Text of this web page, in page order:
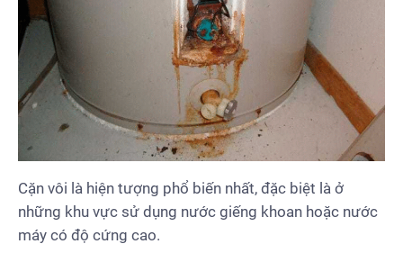
Cặn vôi là hiện tượng phổ biến nhất, đặc biệt là ở
những khu vực sử dụng nước giếng khoan hoặc nước
máy có độ cứng cao.